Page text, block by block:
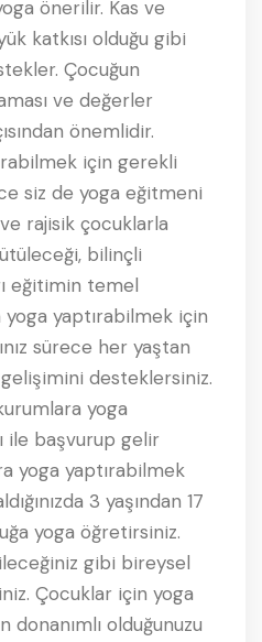
önerilir. Kas ve
katkısı olduğu gibi
Çocuğun
ve değerler
önemlidir.
için gerekli
siz de yoga eğitmeni
rajisik çocuklarla
bilinçli
eğitimin temel
yoga yaptırabilmek için
sürece her yaştan
desteklersiniz.
yoga
ile başvurup gelir
yoga yaptırabilmek
3 yaşından 17
yoga öğretirsiniz.
gibi bireysel
Çocuklar için yoga
donanımlı olduğunuzu